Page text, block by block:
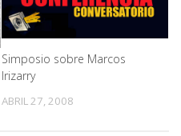
Simposio sobre Marcos
Irizarry
ABRIL 27, 2008